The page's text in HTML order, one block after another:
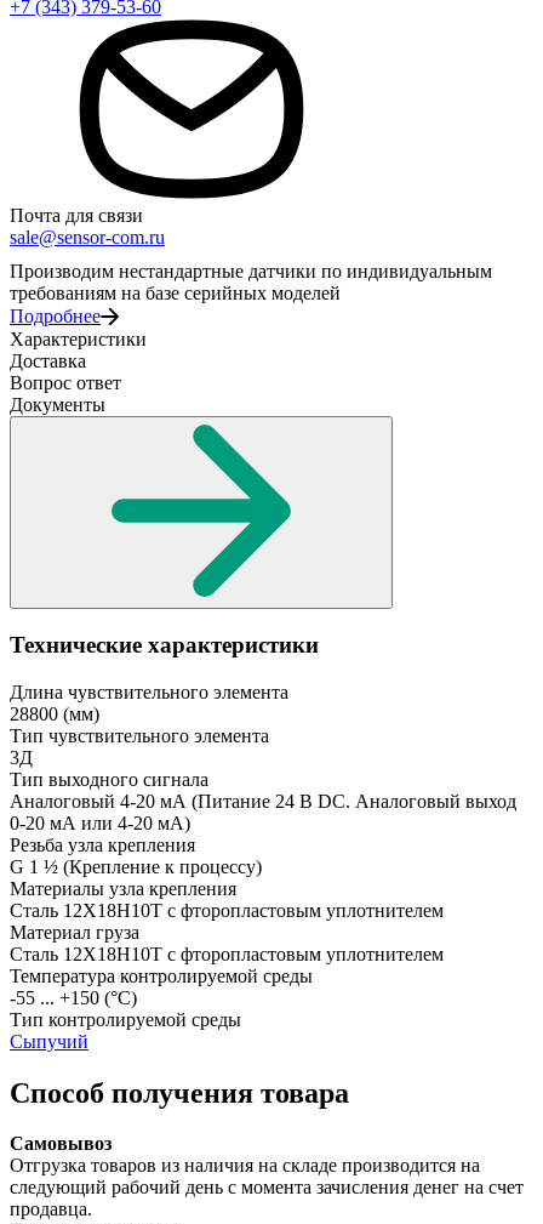
+7 (343) 379-53-60
Почта для связи
sale@sensor-com.ru
Производим нестандартные датчики по индивидуальным
требованиям на базе серийных моделей
Подробнее
Характеристики
Доставка
Вопрос ответ
Документы
Технические характеристики
Длина чувствительного элемента
28800 (мм)
Тип чувствительного элемента
3Д
Тип выходного сигнала
Аналоговый 4-20 мА (Питание 24 В DC. Аналоговый выход
0-20 мА или 4-20 мА)
Резьба узла крепления
G 1 ½ (Крепление к процессу)
Материалы узла крепления
Сталь 12Х18Н10Т с фторопластовым уплотнителем
Материал груза
Сталь 12Х18Н10Т с фторопластовым уплотнителем
Температура контролируемой среды
-55 ... +150 (°С)
Тип контролируемой среды
Сыпучий
Способ получения товара
Самовывоз
Отгрузка товаров из наличия на складе производится на
следующий рабочий день с момента зачисления денег на счет
продавца.